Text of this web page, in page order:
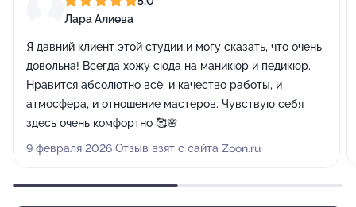
Лара Алиева
Я давний клиент этой студии и могу сказать, что очень
довольна! Всегда хожу сюда на маникюр и педикюр.
Нравится абсолютно всё: и качество работы, и
атмосфера, и отношение мастеров. Чувствую себя
здесь очень комфортно 🥰🌸
9 февраля 2026 Отзыв взят с сайта Zoon.ru